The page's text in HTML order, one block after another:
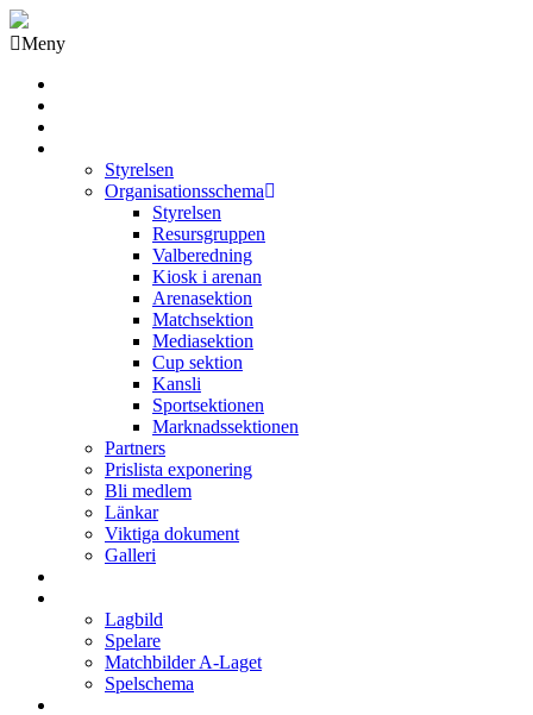
Meny
Styrelsen
Organisationsschema
Styrelsen
Resursgruppen
Valberedning
Kiosk i arenan
Arenasektion
Matchsektion
Mediasektion
Cup sektion
Kansli
Sportsektionen
Marknadssektionen
Partners
Prislista exponering
Bli medlem
Länkar
Viktiga dokument
Galleri
Lagbild
Spelare
Matchbilder A-Laget
Spelschema